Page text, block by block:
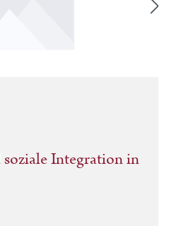
Integration in